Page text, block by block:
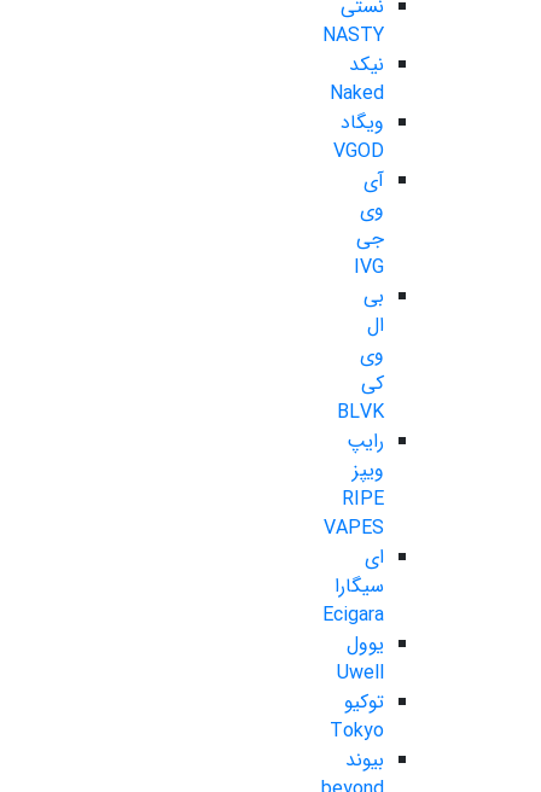
نستی
NASTY
نیکد
Naked
ویگاد
VGOD
آی
وی
جی
IVG
بی
ال
وی
کی
BLVK
رایپ
ویپز
RIPE
VAPES
ای
سیگارا
Ecigara
یوول
Uwell
توکیو
Tokyo
بیوند